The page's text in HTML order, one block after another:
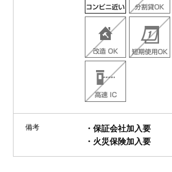
備考
・保証会社加入要
・火災保険加入要